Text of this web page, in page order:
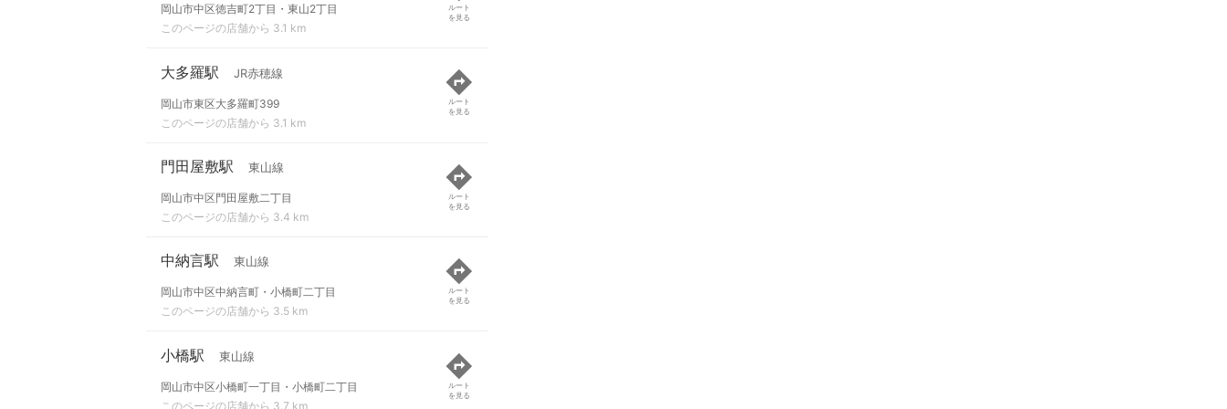
岡山市中区徳吉町2丁目・東山2丁目
このページの店舗から 3.1 km
ルート
を見る
大多羅駅 JR赤穂線
岡山市東区大多羅町399
このページの店舗から 3.1 km
ルート
を見る
門田屋敷駅 東山線
岡山市中区門田屋敷二丁目
このページの店舗から 3.4 km
ルート
を見る
中納言駅 東山線
岡山市中区中納言町・小橋町二丁目
このページの店舗から 3.5 km
ルート
を見る
小橋駅 東山線
岡山市中区小橋町一丁目・小橋町二丁目
このページの店舗から 3.7 km
ルート
を見る